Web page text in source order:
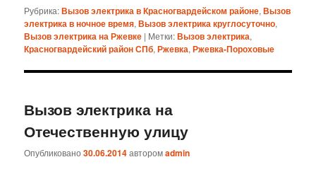
Рубрика:Вызов электрика в Красногвардейском районе,Вызов
электрика в ночное время,Вызов электрика круглосуточно,
Вызов электрика на Ржевке | Метки:Вызов электрика,
Красногвардейский район СПб,Ржевка,Ржевка-Пороховые
Вызов электрика на
Отечественную улицу
Опубликовано30.06.2014авторомadmin